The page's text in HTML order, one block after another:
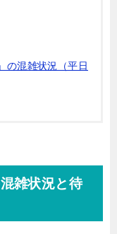
の混雑状況（平日
雑状況と待